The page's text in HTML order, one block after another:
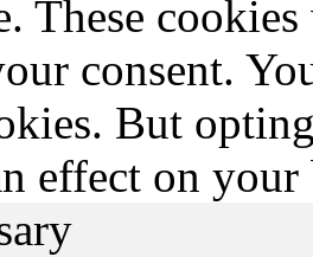
These
consent.
But
effect on